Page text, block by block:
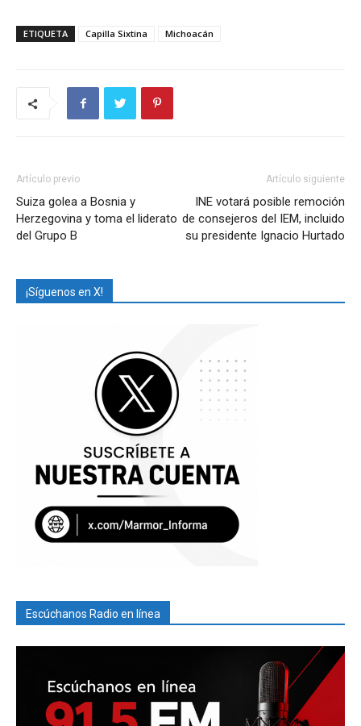
ETIQUETA Capilla Sixtina Michoacán
Artículo previo
Suiza golea a Bosnia y
Herzegovina y toma el liderato
del Grupo B
Artículo siguiente
INE votará posible remoción
de consejeros del IEM, incluido
su presidente Ignacio Hurtado
¡Síguenos en X!
Escúchanos Radio en línea